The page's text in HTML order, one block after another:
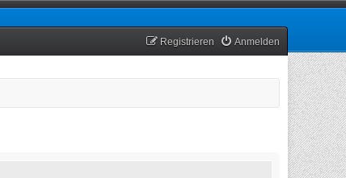
Anmelden
Registrieren